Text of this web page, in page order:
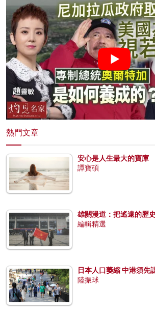
熱門文章
安心是人生最大的寶庫
譚寶碩
雄關漫道：把遙遠的歷
編輯精選
日本人口萎縮 中港須先
陸振球